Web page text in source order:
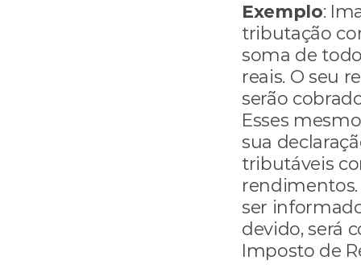
Exemplo:
tributação
soma de
reais. O seu
serão
Esses
sua
tributáveis
ser
devido, será
Imposto de